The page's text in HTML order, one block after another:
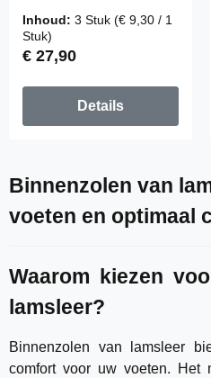
nawemo, 3 paar
Inhoud: 3 Stuk (€ 9,30 / 1
Stuk)
Normale prijs:
€ 27,90
Details
Binnenzolen van
voeten en optimaal
Waarom kiezen
lamsleer?
Binnenzolen van lamsleer
comfort voor uw voeten. Het